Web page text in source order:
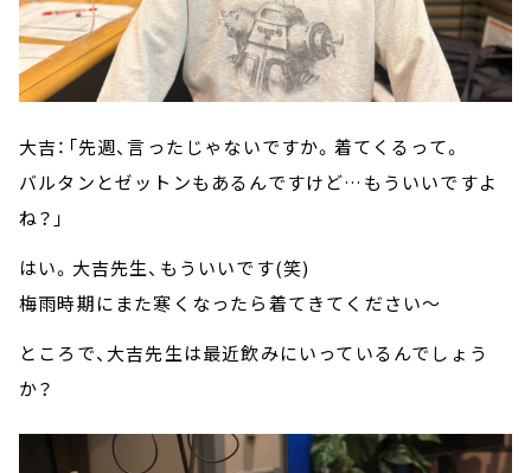
大吉：「先週、言ったじゃないですか。着てくるって。
バルタンとゼットンもあるんですけど…もういいですよ
ね？」
はい。大吉先生、もういいです(笑)
梅雨時期にまた寒くなったら着てきてください～
ところで、大吉先生は最近飲みにいっているんでしょう
か？